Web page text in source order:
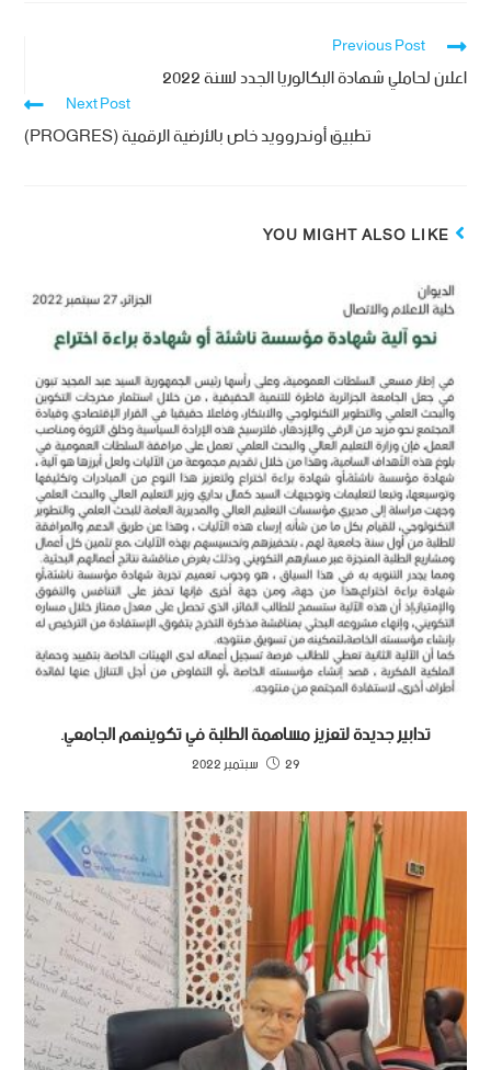
Previous Post
اعلان لحاملي شهادة البكالوريا الجدد لسنة 2022
Next Post
تطبيق أوندروويد خاص بالأرضية الرقمية (PROGRES)
YOU MIGHT ALSO LIKE
تدابير جديدة لتعزيز مساهمة الطلبة في تكوينهم الجامعي.
29 سبتمبر 2022